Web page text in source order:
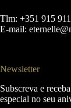
Tlm: +351 915
E-mail:
Newsletter
Subscreva e
especial no seu